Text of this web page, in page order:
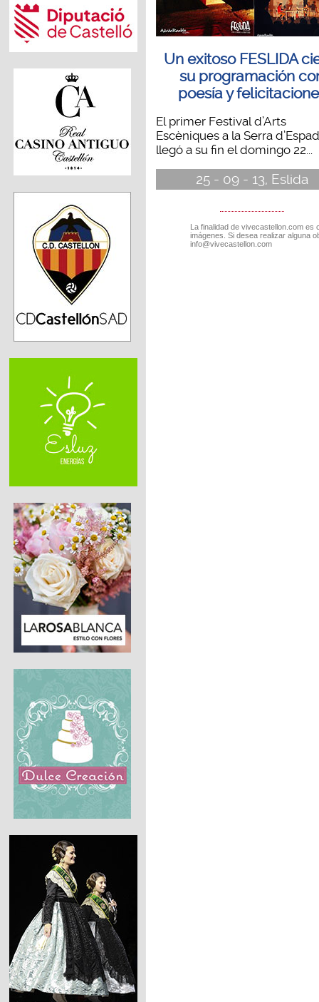
Un exitoso FESLIDA
su programación
poesía y
El primer Festival d’Arts
Escèniques a la Serra
llegó a su fin el domingo 22...
25 - 09 - 13, Eslida
La finalidad de vivecastellon.com
imágenes. Si desea realizar alguna
info@vivecastellon.com